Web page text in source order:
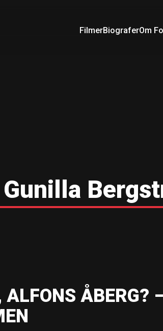
FilmerBiograferOm
Gunilla
ALFONS ÅBERG?